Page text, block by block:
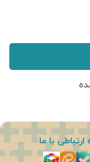
ارتباطی با ما